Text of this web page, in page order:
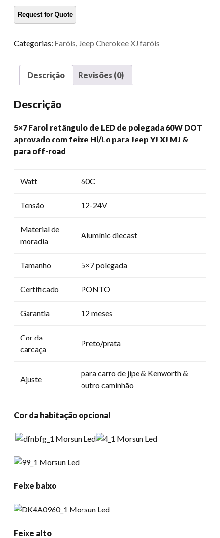
de
farol
com
HI/LO
YJ
MJ
&
Para
Categorias: Faróis Jeep Cherokee XJ faróis
Descrição Revisões (0)
Descrição
5×7 Farol retângulo de LED de polegada 60W DOT
aprovado com feixe Hi/Lo para Jeep YJ XJ MJ &
para off-road
Watt 60C
Tensão 12-24V
Material de
moradia
Alumínio diecast
Tamanho 5×7 polegada
Certificado PONTO
Garantia 12 meses
Cor da
carcaça
Preto/prata
Ajuste
para carro de jipe & Kenworth &
outro caminhão
Cor da habitação opcional
Feixe baixo
Feixe alto